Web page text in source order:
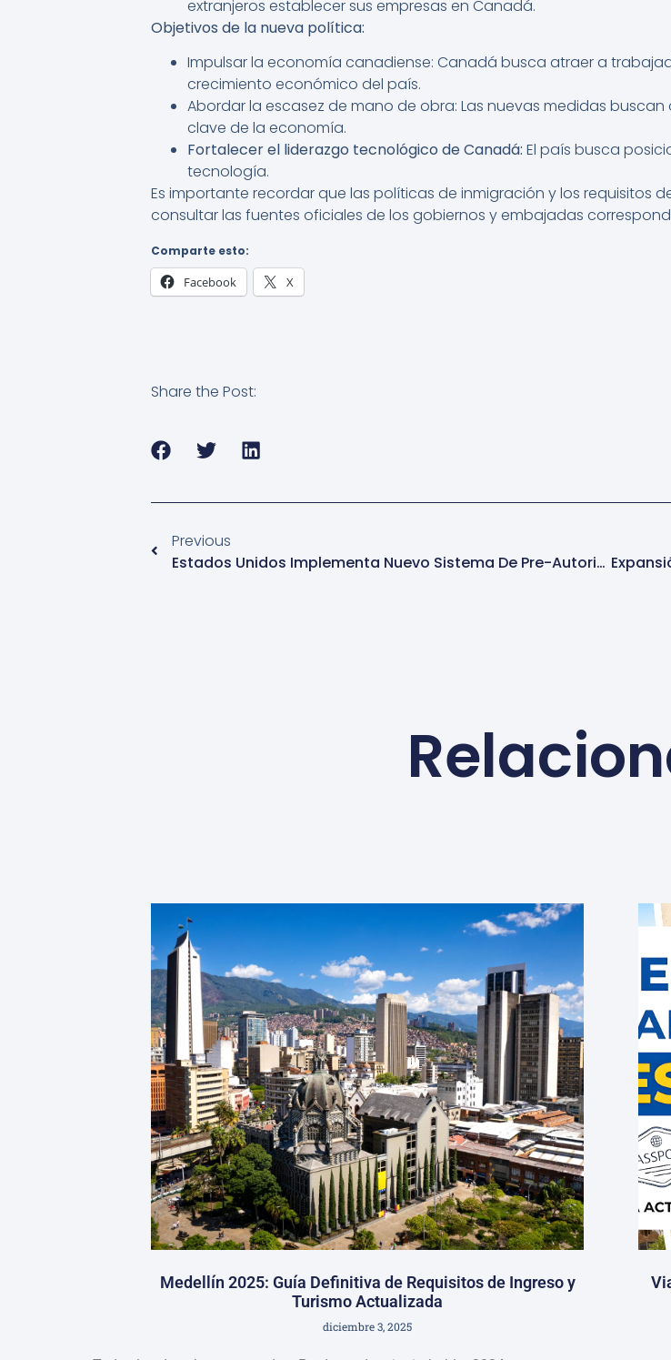
extranjeros establecer sus empresas en Canadá.
Objetivos de la nueva política:
Impulsar la economía canadiense: Canadá busca atraer a
crecimiento económico del país.
Abordar la escasez de mano de obra: Las nuevas medidas
clave de la economía.
Fortalecer el liderazgo tecnológico de Canadá: El país busca
tecnología.
Es importante recordar que las políticas de inmigración y los requisitos
consultar las fuentes oficiales de los gobiernos y embajadas
Comparte esto:
Facebook X
Share the Post:
Previous
Estados Unidos Implementa Nuevo Sistema De Pre-Autorización De Viaje: «Travel USA»
Medellín 2025: Guía Definitiva de Requisitos de Ingreso y
Turismo Actualizada
diciembre 3, 2025